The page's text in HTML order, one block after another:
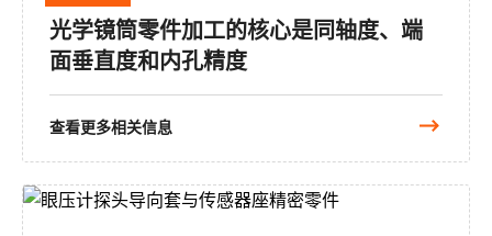
光学镜筒零件加工的核心是同轴度、端
面垂直度和内孔精度
查看更多相关信息